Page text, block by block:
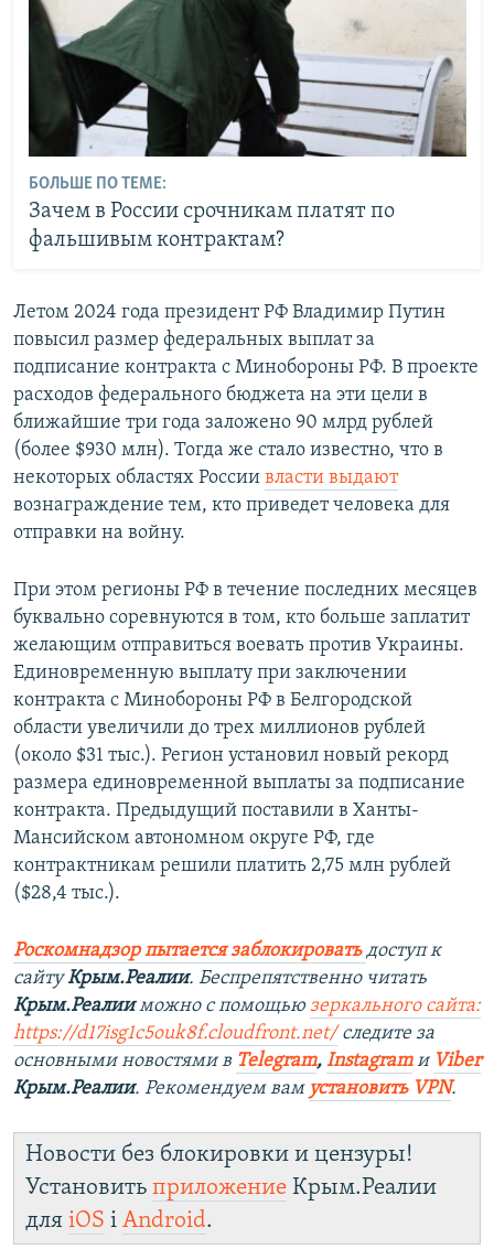
БОЛЬШЕ ПО ТЕМЕ:
Зачем в России срочникам платят по
фальшивым контрактам?
Летом 2024 года президент РФ Владимир Путин
повысил размер федеральных выплат за
подписание контракта с Минобороны РФ. В проекте
расходов федерального бюджета на эти цели в
ближайшие три года заложено 90 млрд рублей
(более $930 млн). Тогда же стало известно, что в
некоторых областях России власти выдают
вознаграждение тем, кто приведет человека для
отправки на войну.
При этом регионы РФ в течение последних месяцев
буквально соревнуются в том, кто больше заплатит
желающим отправиться воевать против Украины.
Единовременную выплату при заключении
контракта с Минобороны РФ в Белгородской
области увеличили до трех миллионов рублей
(около $31 тыс.). Регион установил новый рекорд
размера единовременной выплаты за подписание
контракта. Предыдущий поставили в Ханты-
Мансийском автономном округе РФ, где
контрактникам решили платить 2,75 млн рублей
($28,4 тыс.).
Роскомнадзор пытается заблокировать доступ к
сайтуКрым.Реалии. Беспрепятственно читать
Крым.Реалииможно с помощью зеркального сайта:
https://d17isg1c5ouk8f.cloudfront.net/ следите за
основными новостями в Telegram, Instagramи Viber
Крым.Реалии. Рекомендуем вам установить VPN.
Новости без блокировки и цензуры!
Установить приложение Крым.Реалии
для iOS і Android.